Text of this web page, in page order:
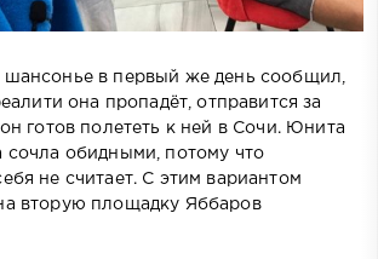
в первый же день сообщил,
она пропадёт, отправится за
готов полететь к ней в Сочи. Юнита
сочла обидными, потому что
не считает. С этим вариантом
вторую площадку Яббаров